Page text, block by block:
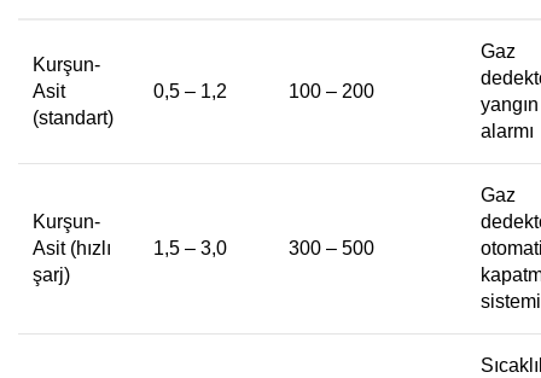
Kurşun-
Asit
(standart)
0,5 – 1,2 100 – 200
Gaz
yangın
alarmı
Kurşun-
Asit (hızlı
şarj)
1,5 – 3,0 300 – 500
Gaz
sistemi